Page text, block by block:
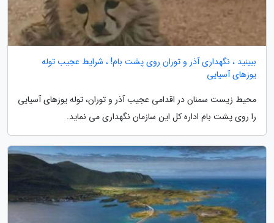
ببینید ، نگهداری آذر و توران روی پشت بام! ، شرایط عجیب توله
یوزهای آسیایی
محیط زیست سمنان در اقدامی عجیب آذر و توران، توله یوزهای آسیایی
را روی پشت بام اداره کل این سازمان نگهداری می نماید.